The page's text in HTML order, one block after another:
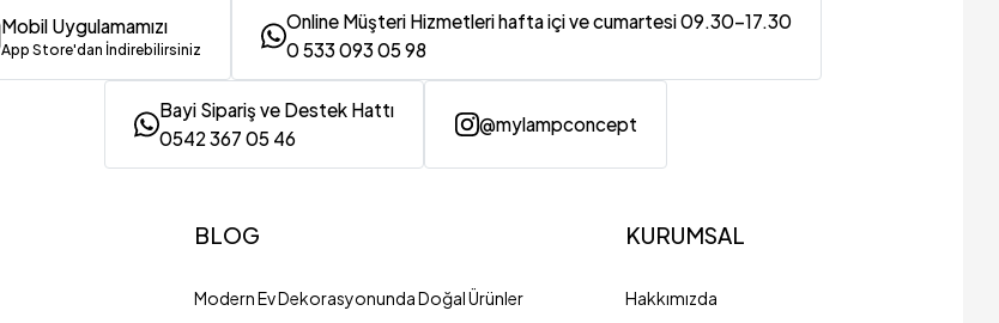
Mobil Uygulamamızı
App Store'dan İndirebilirsiniz
Online Müşteri Hizmetleri hafta içi ve cumartesi 09.30-17.30
0 533 093 05 98
Bayi Sipariş ve Destek Hattı
0542 367 05 46
@mylampconcept
BLOG
Modern Ev Dekorasyonunda Doğal Ürünler
KURUMSAL
Hakkımızda